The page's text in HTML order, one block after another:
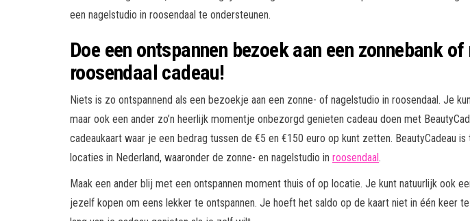
een nagelstudio in roosendaal te ondersteunen.
Doe een ontspannen bezoek aan een zonnebank
roosendaal cadeau!
Niets is zo ontspannend als een bezoekje aan een zonne- of nagelstudio in roosendaal. Je
maar ook een ander zo’n heerlijk momentje onbezorgd genieten cadeau doen met
cadeaukaart waar je een bedrag tussen de €5 en €150 euro op kunt zetten. BeautyCadeau
locaties in Nederland, waaronder de zonne- en nagelstudio in roosendaal.
Maak een ander blij met een ontspannen moment thuis of op locatie. Je kunt natuurlijk ook
jezelf kopen om eens lekker te ontspannen. Je hoeft het saldo op de kaart niet in één keer